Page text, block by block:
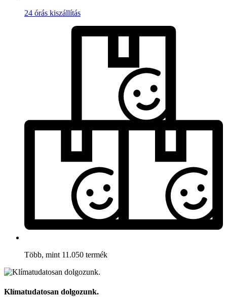
24 órás kiszállítás
Több, mint 11.050 termék
Klímatudatosan dolgozunk.